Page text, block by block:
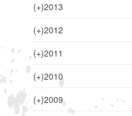
(+)2013
(+)2012
(+)2011
(+)2010
(+)2009